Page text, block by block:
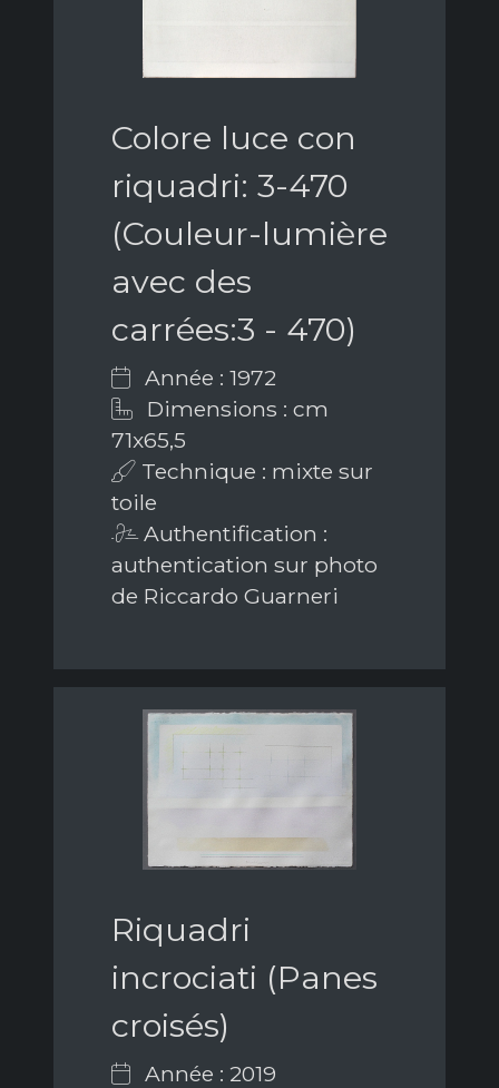
Colore luce con
riquadri: 3-470
(Couleur-lumière
avec des
carrées:3 - 470)
Année : 1972
Dimensions : cm
71x65,5
Technique : mixte sur
toile
Authentification :
authentication sur photo
de Riccardo Guarneri
Riquadri
incrociati (Panes
croisés)
Année : 2019